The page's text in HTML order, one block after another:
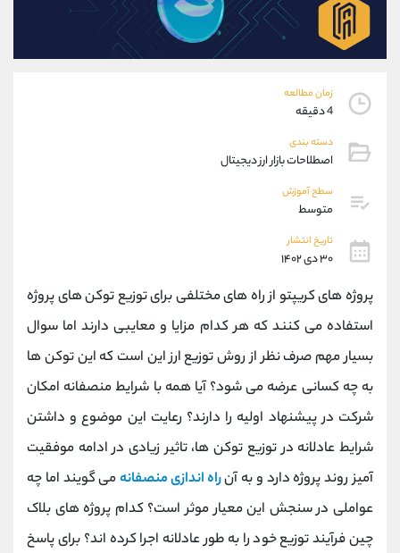
زمان مطالعه
4 دقیقه
دسته بندی
اصطلاحات بازار ارز دیجیتال
سطح آموزش
متوسط
تاریخ انتشار
۳۰ دی ۱۴۰۲
پروژه های کریپتو از راه های مختلفی برای توزیع توکن های پروژه
استفاده می کنند که هر کدام مزایا و معایبی دارند اما سوال
بسیار مهم صرف نظر از روش توزیع ارز این است که این توکن ها
به چه کسانی عرضه می شود؟ آیا همه با شرایط منصفانه امکان
شرکت در پیشنهاد اولیه را دارند؟ رعایت این موضوع و داشتن
شرایط عادلانه در توزیع توکن ها، تاثیر زیادی در ادامه موفقیت
آمیز روند پروژه دارد و به آنراه اندازی منصفانهمی گویند اما چه
عواملی در سنجش این معیار موثر است؟ کدام پروژه های بلاک
چین فرآیند توزیع خود را به طور عادلانه اجرا کرده اند؟ برای پاسخ
09194198792
واتساپ
تلگرام @Armteam_admin_33
پشتیبان فروش
موبایل
اطلاعات تماس
تلفن 021-22021030
021-22021040
اینستاگرام @alireza.mehrabii
کانال تلگرام @alirezamehrabi_com
@alirezamehrabi_official